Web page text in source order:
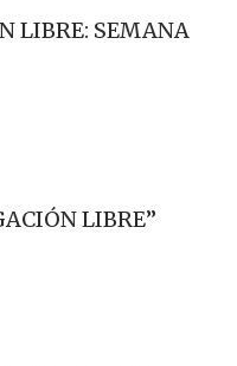
LIBRE: SEMANA
LIBRE”